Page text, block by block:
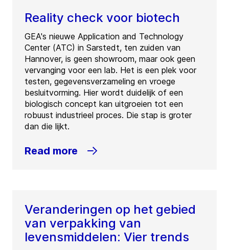
Reality check voor biotech
GEA's nieuwe Application and Technology
Center (ATC) in Sarstedt, ten zuiden van
Hannover, is geen showroom, maar ook geen
vervanging voor een lab. Het is een plek voor
testen, gegevensverzameling en vroege
besluitvorming. Hier wordt duidelijk of een
biologisch concept kan uitgroeien tot een
robuust industrieel proces. Die stap is groter
dan die lijkt.
Read more
Veranderingen op het gebied
van verpakking van
levensmiddelen: Vier trends